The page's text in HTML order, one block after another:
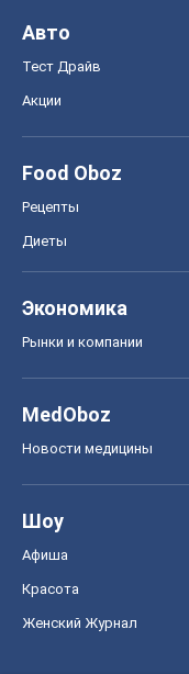
Авто
Тест Драйв
Акции
Food Oboz
Рецепты
Диеты
Экономика
Рынки и компании
MedOboz
Новости медицины
Шоу
Афиша
Красота
Женский Журнал